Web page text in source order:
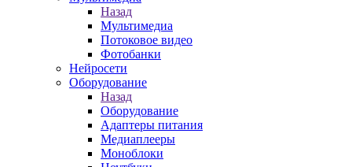
Назад
Мультимедиа
Потоковое видео
Фотобанки
Нейросети
Оборудование
Назад
Оборудование
Адаптеры питания
Медиаплееры
Моноблоки